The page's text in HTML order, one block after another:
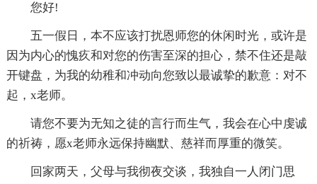
您好!
五一假日，本不应该打扰恩师您的休闲时光，或许是
因为内心的愧疚和对您的伤害至深的担心，禁不住还是敲
开键盘，为我的幼稚和冲动向您致以最诚挚的歉意：对不
起，x老师。
请您不要为无知之徒的言行而生气，我会在心中虔诚
的祈祷，愿x老师永远保持幽默、慈祥而厚重的微笑。
回家两天，父母与我彻夜交谈，我独自一人闭门思